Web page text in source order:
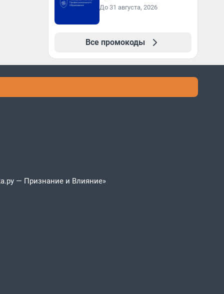
До 31 августа, 2026
Все промокоды
— Признание и Влияние»